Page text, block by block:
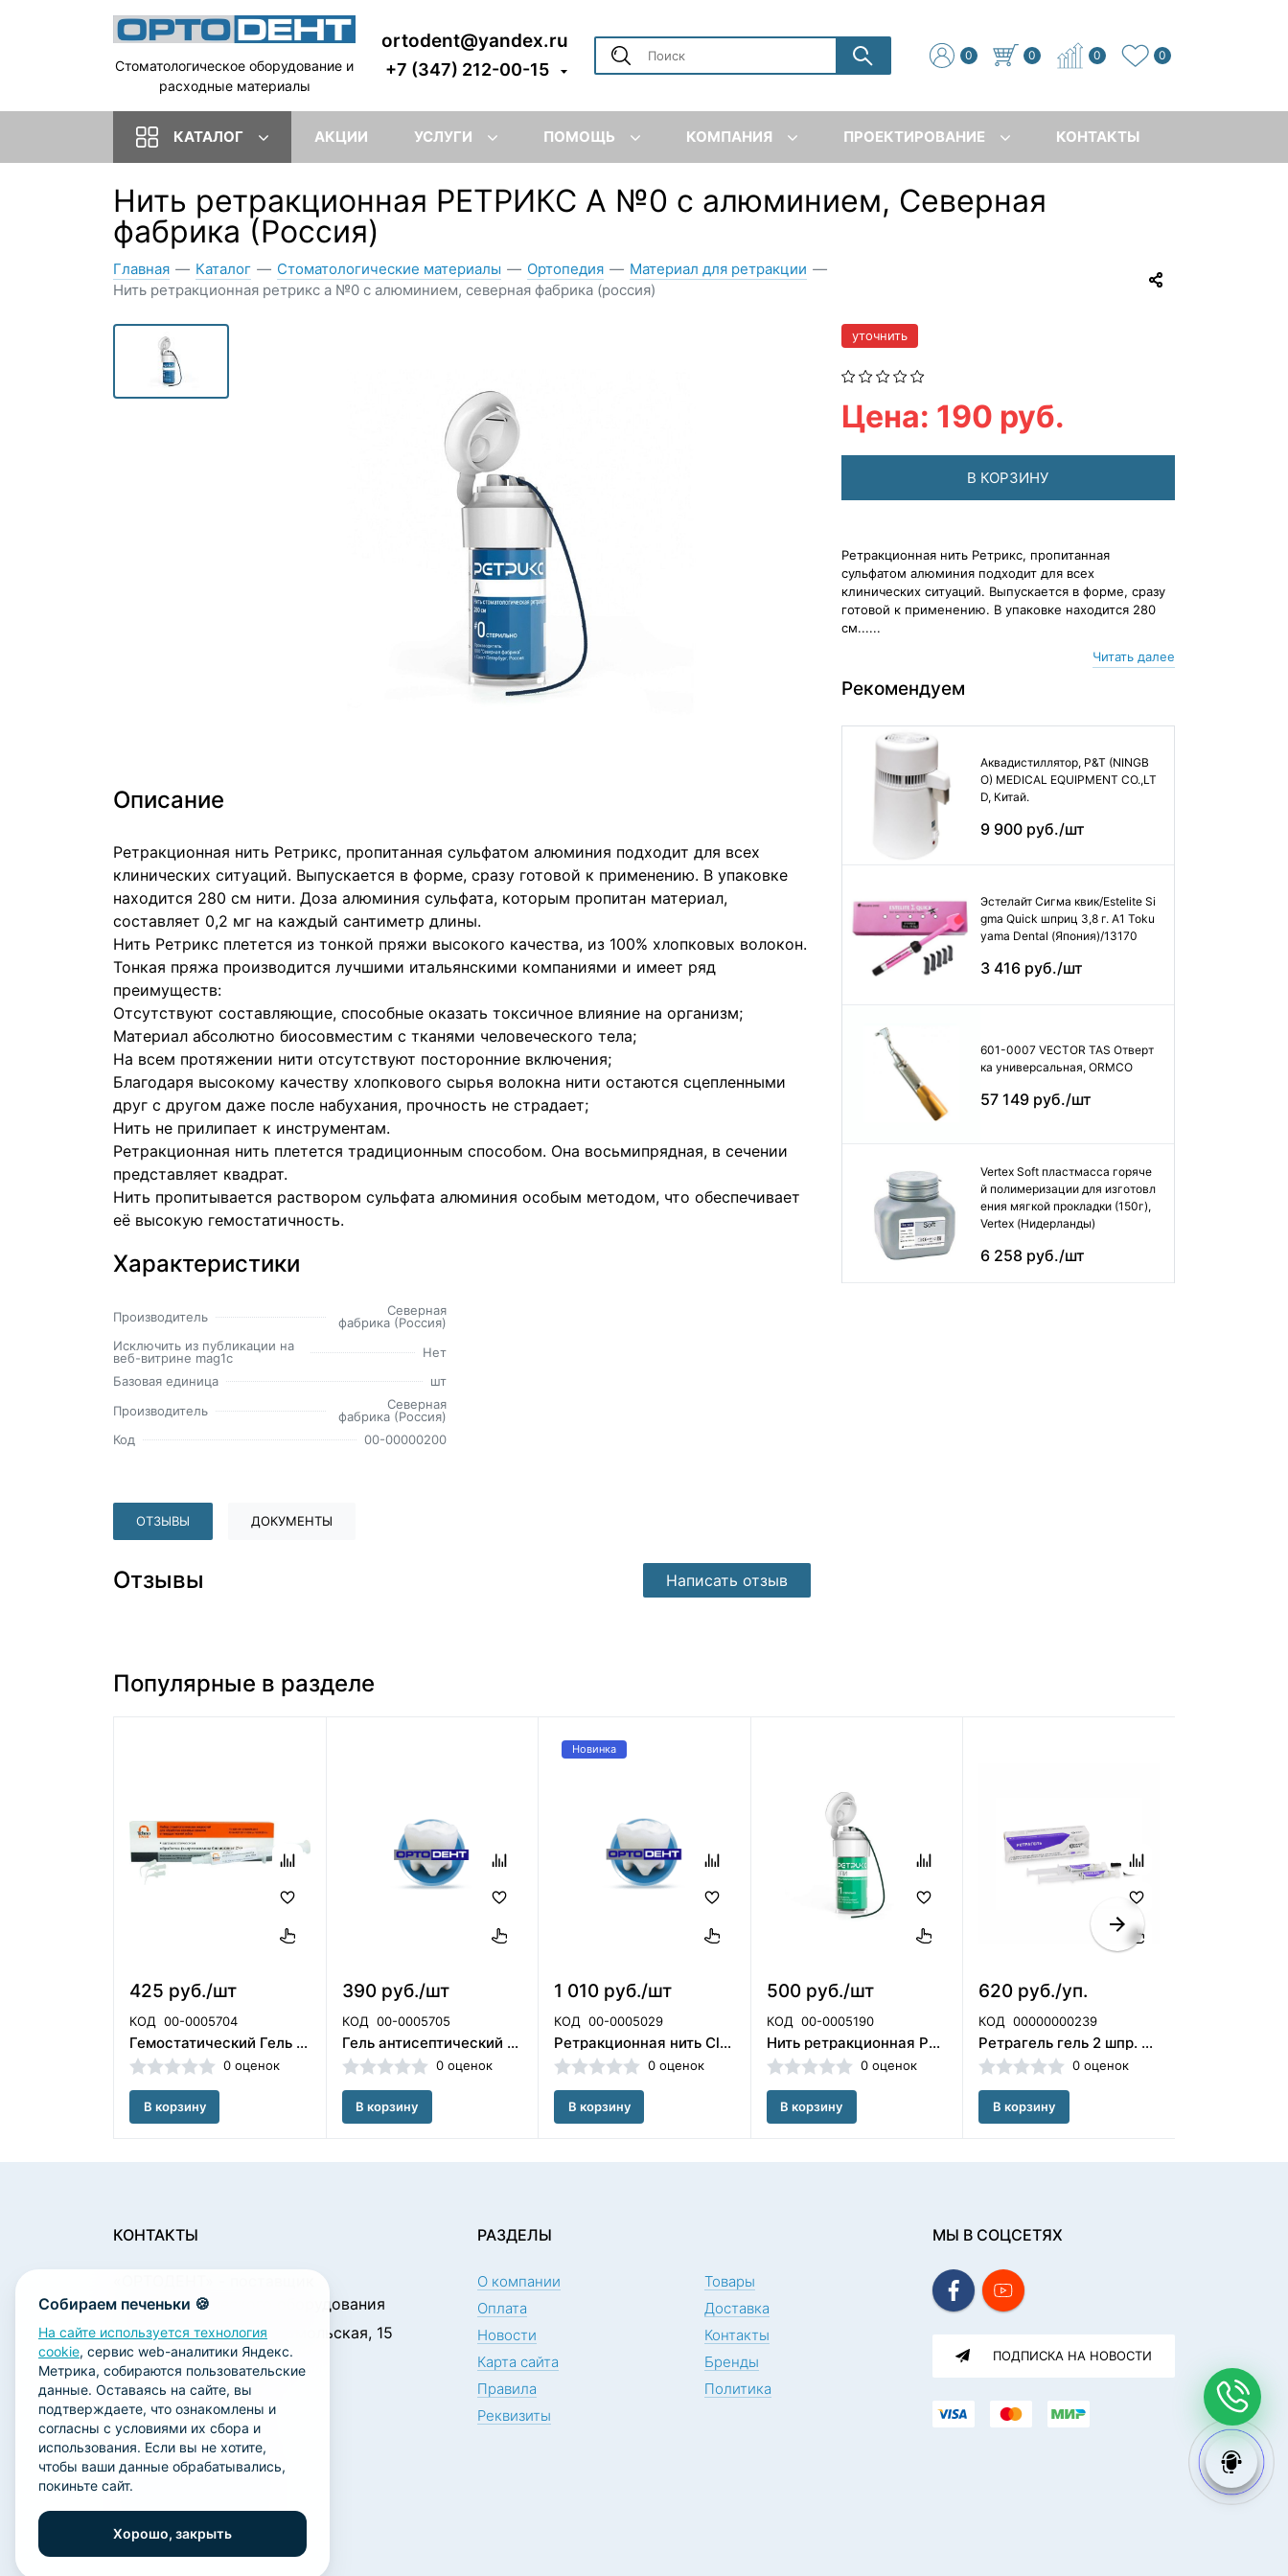
Стоматологическое оборудование и
расходные материалы
ortodent@yandex.ru
+7 (347) 212-00-15
0 0 0 0
КАТАЛОГ АКЦИИ УСЛУГИ ПОМОЩЬ КОМПАНИЯ ПРОЕКТИРОВАНИЕ КОНТАКТЫ
Нить ретракционная РЕТРИКС А №0 с алюминием, Северная
фабрика (Россия)
Главная — Каталог — Стоматологические материалы — Ортопедия — Материал для ретракции —
Нить ретракционная ретрикс а №0 с алюминием, северная фабрика (россия)
Описание
Ретракционная нить Ретрикс, пропитанная сульфатом алюминия подходит для всех
клинических ситуаций. Выпускается в форме, сразу готовой к применению. В упаковке
находится 280 см нити. Доза алюминия сульфата, которым пропитан материал,
составляет 0,2 мг на каждый сантиметр длины.
Нить Ретрикс плетется из тонкой пряжи высокого качества, из 100% хлопковых волокон.
Тонкая пряжа производится лучшими итальянскими компаниями и имеет ряд
преимуществ:
Отсутствуют составляющие, способные оказать токсичное влияние на организм;
Материал абсолютно биосовместим с тканями человеческого тела;
На всем протяжении нити отсутствуют посторонние включения;
Благодаря высокому качеству хлопкового сырья волокна нити остаются сцепленными
друг с другом даже после набухания, прочность не страдает;
Нить не прилипает к инструментам.
Ретракционная нить плетется традиционным способом. Она восьмипрядная, в сечении
представляет квадрат.
Нить пропитывается раствором сульфата алюминия особым методом, что обеспечивает
её высокую гемостатичность.
Характеристики
Производитель
Северная
фабрика (Россия)
Исключить из публикации на
веб-витрине mag1c
Нет
Базовая единица
шт
Производитель
Северная
фабрика (Россия)
Код
00-00000200
ОТЗЫВЫ ДОКУМЕНТЫ
Отзывы Написать отзыв
уточнить
Цена: 190 руб.
В КОРЗИНУ
Ретракционная нить Ретрикс, пропитанная
сульфатом алюминия подходит для всех
клинических ситуаций. Выпускается в форме, сразу
готовой к применению. В упаковке находится 280
см......
Читать далее
Рекомендуем
Аквадистиллятор, P&T (NINGB
O) MEDICAL EQUIPMENT CO.,LT
D, Китай.
9 900 руб./шт
Эстелайт Сигма квик/Estelite Si
gma Quick шприц 3,8 г. А1 Toku
yama Dental (Япония)/13170
3 416 руб./шт
601-0007 VECTOR TAS Отверт
ка универсальная, ORMCO
57 149 руб./шт
Vertex Soft пластмасса горяче
й полимеризации для изготовл
ения мягкой прокладки (150г),
Vertex (Нидерланды)
6 258 руб./шт
Популярные в разделе
425 руб./шт
КОД 00-0005704
Гемостатический Гель (1 шпр*5 мл) для ретракции десны Технодент 001-41-005
0 оценок
В корзину
390 руб./шт
КОД 00-0005705
Гель антисептический - хлоргексидина биглюконат 2% - 5 мл. / ТехноДент 024-04-005
0 оценок
В корзину
Новинка
1 010 руб./шт
КОД 00-0005029
Ретракционная нить CleanSafe № 00 c пропиткой (Южная Корея)
0 оценок
В корзину
500 руб./шт
КОД 00-0005190
Нить ретракционная РЕТРИКС Эпи № 2 с эпинефрином, Северная фабрика (Россия)/5368
0 оценок
В корзину
620 руб./уп.
КОД 00000000239
Ретрагель гель 2 шпр. ООО НКФ ОМЕГА-ДЕНТ (Россия)
0 оценок
В корзину
Собираем печеньки 🍪
На сайте используется технология
cookie, сервис web-аналитики Яндекс.
Метрика, собираются пользовательские
данные. Оставаясь на сайте, вы
подтверждаете, что ознакомлены и
согласны с условиями их сбора и
использования. Если вы не хотите,
чтобы ваши данные обрабатывались,
покиньте сайт.
Хорошо, закрыть
КОНТАКТЫ
стоматологического оборудования
450001, г. Уфа ул. Комсомольская, 15
Пн. - Чт.: 09:00 - 18:00
Пт.: 09:00 - 17:00
Сб., Вс.: выходной
ortodent@yandex.ru
+7 (347) 212-00-15
+7 (347) 212-01-15
РАЗДЕЛЫ
О компании
Товары
Оплата
Доставка
Новости
Контакты
Карта сайта
Бренды
Правила
Политика
Реквизиты
МЫ В СОЦСЕТЯХ
ПОДПИСКА НА НОВОСТИ